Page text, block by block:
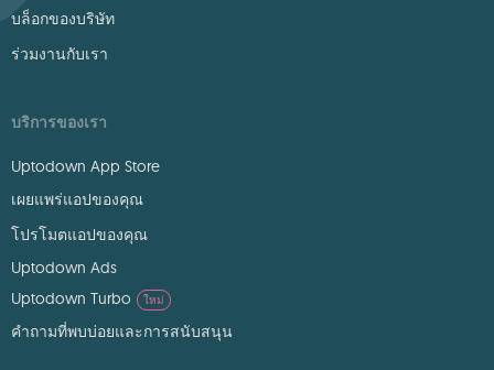
บล็อกของบริษัท
ร่วมงานกับเรา
บริการของเรา
Uptodown App Store
เผยแพร่แอปของคุณ
โปรโมตแอปของคุณ
Uptodown Ads
Uptodown Turbo
ใหม่
คำถามที่พบบ่อยและการสนับสนุน